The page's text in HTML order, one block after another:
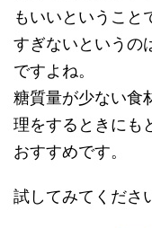
もいいということ
すぎないというの
ですよね。
糖質量が少ない食
理をするときにも
おすすめです。
試してみてくださ